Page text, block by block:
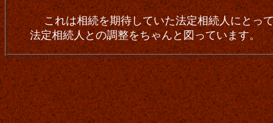
これは相続を期待していた法定相続人にとっ
法定相続人との調整をちゃんと図っています